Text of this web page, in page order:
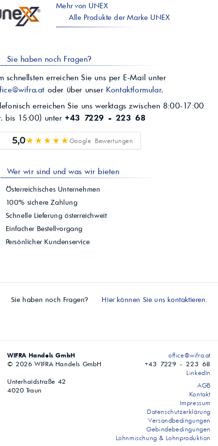
Mehr von UNEX
Alle Produkte der Marke UNEX
Sie haben noch Fragen?
schnellsten erreichen Sie uns per E-Mail unter
oder über unser Kontaktformular.
erreichen Sie uns werktags zwischen 8:00-17:00
bis 15:00) unter +43 7229 - 223 68
5,0★★★★★Google Bewertungen
Wer wir sind und was wir bieten
Österreichisches Unternehmen
100% sichere Zahlung
Schnelle Lieferung österreichweit
Einfacher Bestellvorgang
Persönlicher Kundenservice
Sie haben noch Fragen? Hier können Sie uns kontaktieren.
WIFRA Handels GmbH
© 2026 WIFRA Handels GmbH
Unterhaidstraße 42
4020 Traun
office@wifra.at
+43 7229 - 223 68
LinkedIn
AGB
Kontakt
Impressum
Datenschutzerklärung
Versandbedingungen
Gebindebedingungen
Lohnmischung & Lohnproduktion